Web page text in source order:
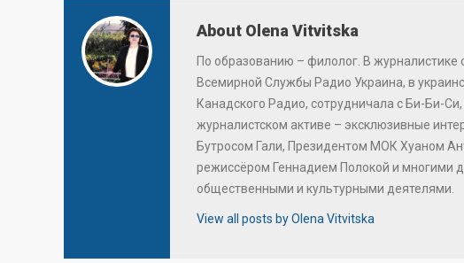
About Olena Vitvitska
По образованию – филолог. В журналистике
Всемирной Службы Радио Украина, в
Канадского Радио, сотрудничала с Би-Би-
журналистском активе – эксклюзивные
Бутросом Гали, Президентом МОК Хуаном
режиссёром Геннадием Полокой и многими
общественными и культурными деятелями.
View all posts by Olena Vitvitska